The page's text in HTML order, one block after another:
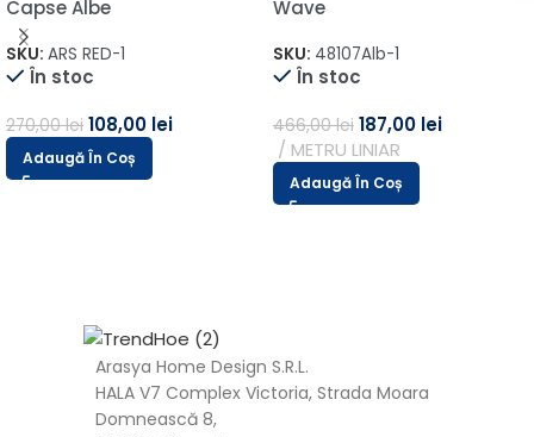
Pauza-Pliu (Sina 2m)
SKU: Bali-06-2
În stoc
850,00lei 340,00lei
Adaugă În Coș
Argintii
SKU: ARS307-1
În stoc
82,00lei 33,00lei
Adaugă În Coș
Arasya Home Design S.R.L.
HALA V7 Complex Victoria, Strada Moara
Domnească 8,
077102 Afumați